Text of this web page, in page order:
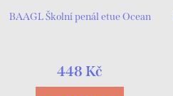
BAAGL Školní penál etue Ocean
448 Kč